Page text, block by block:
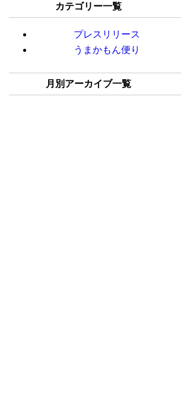
カテゴリー一覧
プレスリリース
うまかもん便り
月別アーカイブ一覧